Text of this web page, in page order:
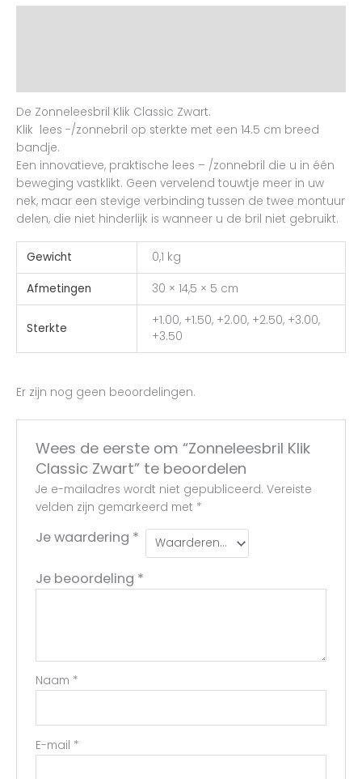
De Zonneleesbril Klik Classic Zwart.
Klik lees -/zonnebril op sterkte met een 14.5 cm breed
bandje.
Een innovatieve, praktische lees – /zonnebril die u in één
beweging vastklikt. Geen vervelend touwtje meer in uw
nek, maar een stevige verbinding tussen de twee montuur
delen, die niet hinderlijk is wanneer u de bril niet gebruikt.
Gewicht 0,1 kg
Afmetingen 30 × 14,5 × 5 cm
Sterkte
+1.00, +1.50, +2.00, +2.50, +3.00,
+3.50
Er zijn nog geen beoordelingen.
Wees de eerste om “Zonneleesbril Klik
Classic Zwart” te beoordelen
Je e-mailadres wordt niet gepubliceerd. Vereiste
velden zijn gemarkeerd met *
Je waardering *
Je beoordeling *
Naam *
E-mail *